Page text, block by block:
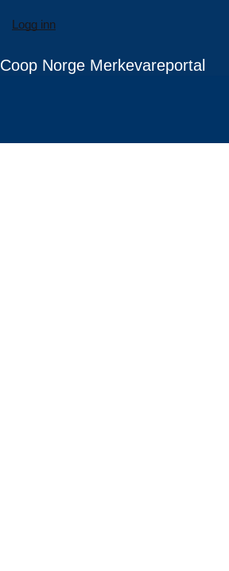
Logg inn
Coop Norge Merkevareportal